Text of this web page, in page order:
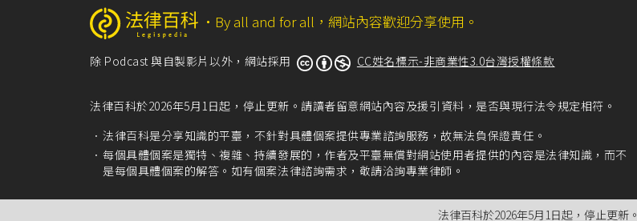
‧ By all and for all，網站內容歡迎分享使用。
除 Podcast 與自製影片以外，網站採用 CC姓名標示-非商業性3.0台灣授權條款
法律百科於2026年5月1日起，停止更新。請讀者留意網站內容及援引資料，是否與現行法令規定相符。
法律百科是分享知識的平臺，不針對具體個案提供專業諮詢服務，故無法負保證責任。
每個具體個案是獨特、複雜、持續發展的，作者及平臺無償對網站使用者提供的內容是法律知識，而不
是每個具體個案的解答。如有個案法律諮詢需求，敬請洽詢專業律師。
法律百科於2026年5月1日起，停止更新。